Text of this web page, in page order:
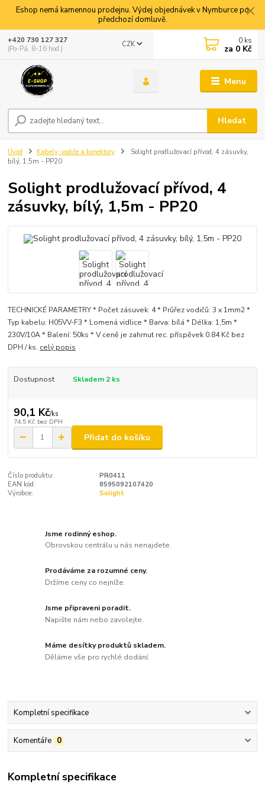
Eshop nemá kamennou prodejnu. Výdej objednávek v Nymburce po
předchozí domluvě.
Menu
CZK
Hledat
+420 730 127 327
(Po-Pá, 8-16 hod.)
0 ks
za 0 Kč
Úvod Kabely, vodiče a konektory
Solight prodlužovací přívod, 4 zásuvky,
bílý, 1,5m - PP20
Solight prodlužovací přívod, 4
zásuvky, bílý, 1,5m - PP20
TECHNICKÉ PARAMETRY * Počet zásuvek: 4 * Průřez vodičů: 3 x 1mm2 *
Typ kabelu: H05VV-F3 * Lomená vidlice * Barva: bílá * Délka: 1,5m *
230V/10A * Balení: 50ks * V ceně je zahrnut rec. příspěvek 0.84 Kč bez
DPH / ks. celý popis
Dostupnost Skladem 2 ks
90,1 Kč/ks
74,5 Kč bez DPH
Přidat do košíku
Číslo produktu:
PR0411
EAN kód:
8595092107420
Výrobce:
Solight
Jsme rodinný eshop.
Obrovskou centrálu u nás nenajdete.
Prodáváme za rozumné ceny.
Držíme ceny co nejníže.
Jsme připraveni poradit.
Napište nám nebo zavolejte.
Máme desítky produktů skladem.
Děláme vše pro rychlé dodání.
Kompletní specifikace
Komentáře 0
Kompletní specifikace